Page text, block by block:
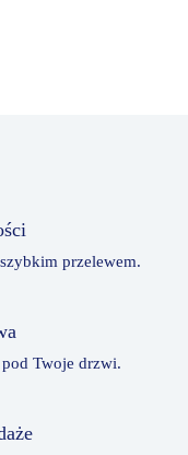
przelewem.
Twoje drzwi.